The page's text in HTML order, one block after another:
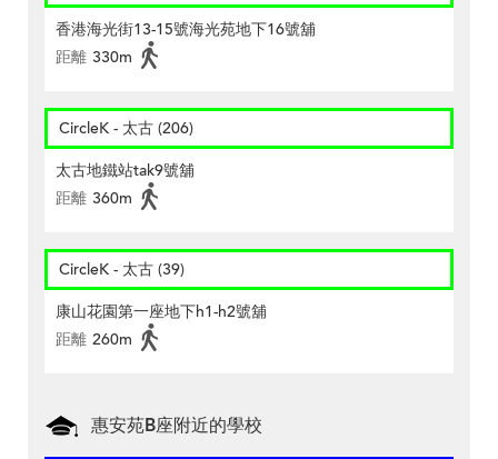
香港海光街13-15號海光苑地下16號舖
距離 330m
CircleK - 太古 (206)
太古地鐵站tak9號舖
距離 360m
CircleK - 太古 (39)
康山花園第一座地下h1-h2號舖
距離 260m
惠安苑B座附近的學校